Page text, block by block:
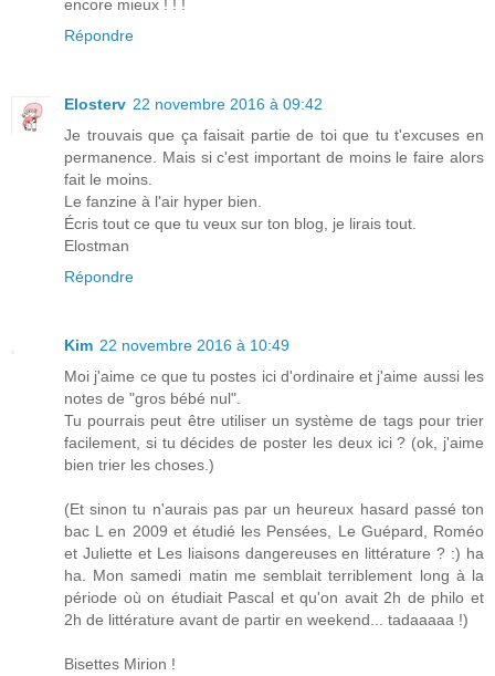
encore mieux ! ! !
Répondre
Elosterv 22 novembre 2016 à 09:42
Je trouvais que ça faisait partie de toi que tu t'excuses en
permanence. Mais si c'est important de moins le faire alors
fait le moins.
Le fanzine à l'air hyper bien.
Écris tout ce que tu veux sur ton blog, je lirais tout.
Elostman
Répondre
Kim 22 novembre 2016 à 10:49
Moi j'aime ce que tu postes ici d'ordinaire et j'aime aussi les
notes de "gros bébé nul".
Tu pourrais peut être utiliser un système de tags pour trier
facilement, si tu décides de poster les deux ici ? (ok, j'aime
bien trier les choses.)
(Et sinon tu n'aurais pas par un heureux hasard passé ton
bac L en 2009 et étudié les Pensées, Le Guépard, Roméo
et Juliette et Les liaisons dangereuses en littérature ? :) ha
ha. Mon samedi matin me semblait terriblement long à la
période où on étudiait Pascal et qu'on avait 2h de philo et
2h de littérature avant de partir en weekend... tadaaaaa !)
Bisettes Mirion !